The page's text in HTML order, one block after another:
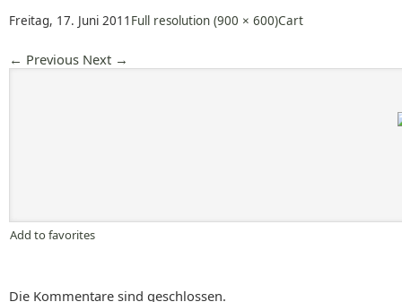
Freitag, 17. Juni 2011 Full resolution (900 × 600)Cart
← Previous Next →
Add to favorites
Die Kommentare sind geschlossen.